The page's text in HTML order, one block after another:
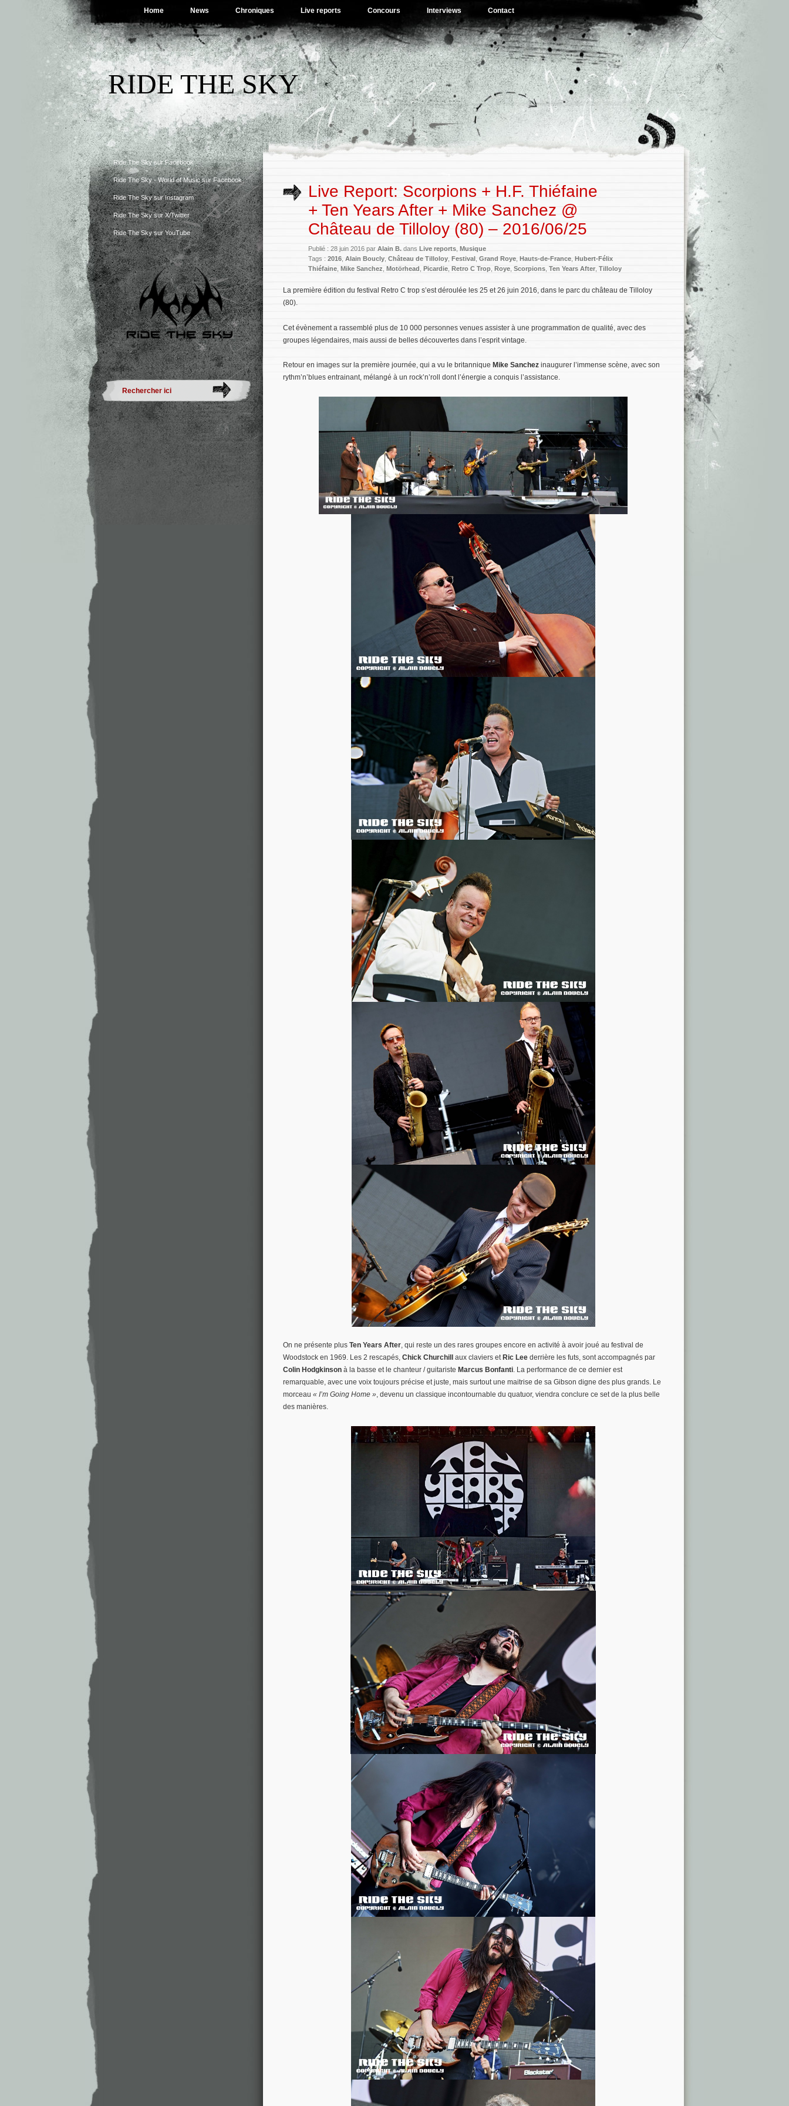
Home News Chroniques Live reports Concours Interviews Contact
RIDE THE SKY
Ride The Sky sur Facebook
Ride The Sky - World of Music sur Facebook
Ride The Sky sur Instagram
Ride The Sky sur X/Twitter
Ride The Sky sur YouTube
Live Report: Scorpions + H.F. Thiéfaine
+ Ten Years After + Mike Sanchez @
Château de Tilloloy (80) – 2016/06/25
Publié : 28 juin 2016 par Alain B. dans Live reports Musique
Tags : 2016 Alain Boucly Château de Tilloloy Festival Grand Roye Hauts-de-France Hubert-Félix
Thiéfaine Mike Sanchez Motörhead Picardie Retro C Trop Roye Scorpions Ten Years After Tilloloy
La première édition du festival Retro C trop s’est déroulée les 25 et 26 juin 2016, dans le parc du château de Tilloloy
(80).
Cet évènement a rassemblé plus de 10 000 personnes venues assister à une programmation de qualité, avec des
groupes légendaires, mais aussi de belles découvertes dans l’esprit vintage.
Retour en images sur la première journée, qui a vu le britannique Mike Sanchez inaugurer l’immense scène, avec son
rythm’n’blues entrainant, mélangé à un rock’n’roll dont l’énergie a conquis l’assistance.
On ne présente plus Ten Years After, qui reste un des rares groupes encore en activité à avoir joué au festival de
Woodstock en 1969. Les 2 rescapés, Chick Churchill aux claviers et Ric Lee derrière les futs, sont accompagnés par
Colin Hodgkinson à la basse et le chanteur / guitariste Marcus Bonfanti. La performance de ce dernier est
remarquable, avec une voix toujours précise et juste, mais surtout une maitrise de sa Gibson digne des plus grands. Le
morceau « I’m Going Home », devenu un classique incontournable du quatuor, viendra conclure ce set de la plus belle
des manières.